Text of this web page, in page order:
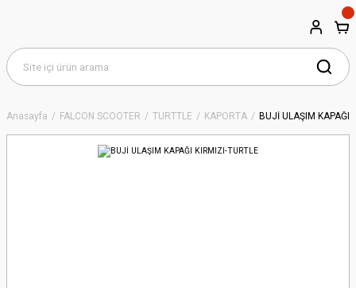
Anasayfa FALCON SCOOTER TURTTLE KAPORTA BUJİ ULAŞIM KAPAĞI